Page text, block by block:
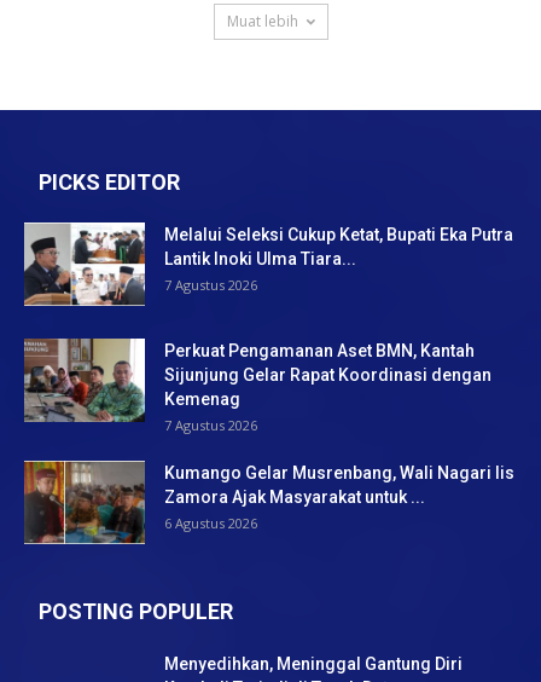
Muat lebih
PICKS EDITOR
Melalui Seleksi Cukup Ketat, Bupati Eka Putra
Lantik Inoki Ulma Tiara...
7 Agustus 2026
Perkuat Pengamanan Aset BMN, Kantah
Sijunjung Gelar Rapat Koordinasi dengan
Kemenag
7 Agustus 2026
Kumango Gelar Musrenbang, Wali Nagari Iis
Zamora Ajak Masyarakat untuk ...
6 Agustus 2026
POSTING POPULER
Menyedihkan, Meninggal Gantung Diri